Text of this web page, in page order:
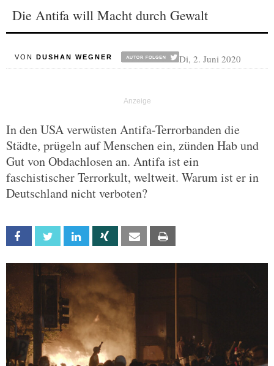
Die Antifa will Macht durch Gewalt
VON DUSHAN WEGNER Di, 2. Juni 2020
In den USA verwüsten Antifa-Terrorbanden die
Städte, prügeln auf Menschen ein, zünden Hab und
Gut von Obdachlosen an. Antifa ist ein
faschistischer Terrorkult, weltweit. Warum ist er in
Deutschland nicht verboten?
Facebook Twitter Linkedin Xing Email